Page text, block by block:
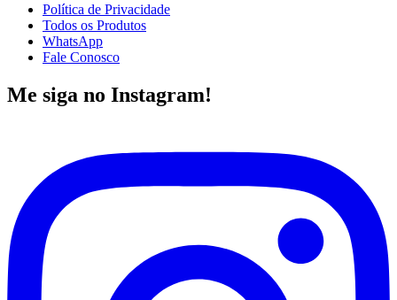
Política de Privacidade
Todos os Produtos
WhatsApp
Fale Conosco
Me siga no Instagram!